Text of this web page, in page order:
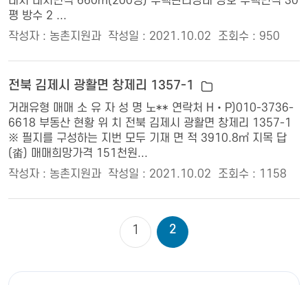
평 방수 2 ...
작성자 : 농촌지원과
작성일 : 2021.10.02 조회수 : 950
전북 김제시 광활면 창제리 1357-1
거래유형 매매 소 유 자 성 명 노** 연락처 H‧P)010-3736-
6618 부동산 현황 위 치 전북 김제시 광활면 창제리 1357-1
※ 필지를 구성하는 지번 모두 기재 면 적 3910.8㎡ 지목 답
(畓) 매매희망가격 151천원...
작성자 : 농촌지원과
작성일 : 2021.10.02 조회수 : 1158
1 2